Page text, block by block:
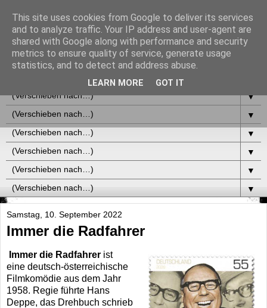
▼
▼
▼
▼
▼
▼
Samstag, 10. September 2022
Immer die Radfahrer
Immer die Radfahrer ist
eine deutsch-österreichische
Filmkomödie aus dem Jahr
1958. Regie führte Hans
Deppe, das Drehbuch schrieb
This site uses cookies from Google to deliver its services
and to analyze traffic. Your IP address and user-agent are
shared with Google along with performance and security
metrics to ensure quality of service, generate usage
statistics, and to detect and address abuse.
LEARN MORE GOT IT